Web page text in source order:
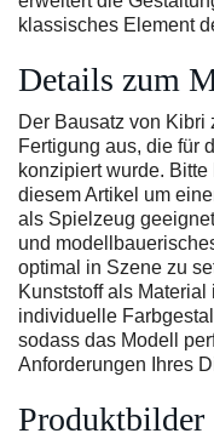
klassisches Element
Details zum
Der Bausatz von
Fertigung aus, die für
konzipiert wurde.
diesem Artikel um
als Spielzeug
und
optimal in Szene zu
Kunststoff als
individuelle
sodass das Modell
Anforderungen Ihres
Produktbilder